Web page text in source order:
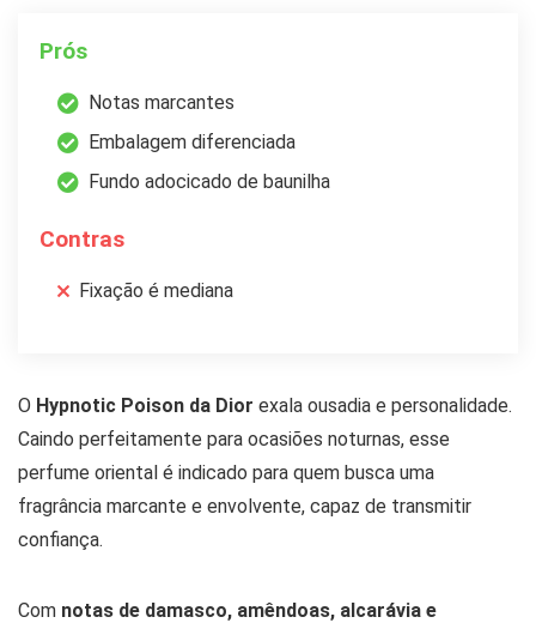
Prós
Notas marcantes
Embalagem diferenciada
Fundo adocicado de baunilha
Contras
Fixação é mediana
O Hypnotic Poison da Dior exala ousadia e personalidade.
Caindo perfeitamente para ocasiões noturnas, esse
perfume oriental é indicado para quem busca uma
fragrância marcante e envolvente, capaz de transmitir
confiança.
Com notas de damasco, amêndoas, alcarávia e